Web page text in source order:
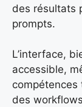
des résultats
prompts.
L’interface,
accessible,
compétences
des